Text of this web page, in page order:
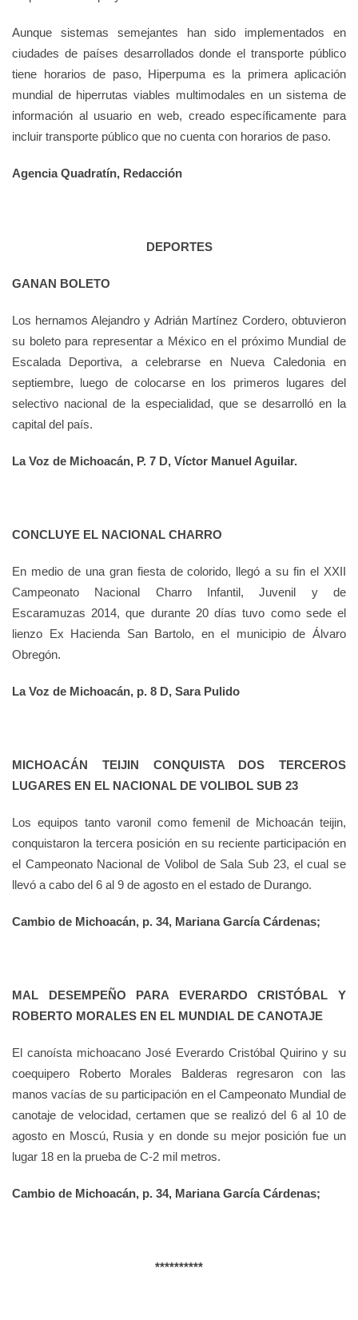
Aunque sistemas semejantes han sido implementados en
ciudades de países desarrollados donde el transporte público
tiene horarios de paso, Hiperpuma es la primera aplicación
mundial de hiperrutas viables multimodales en un sistema de
información al usuario en web, creado específicamente para
incluir transporte público que no cuenta con horarios de paso.
Agencia Quadratín, Redacción
DEPORTES
GANAN BOLETO
Los hernamos Alejandro y Adrián Martínez Cordero, obtuvieron
su boleto para representar a México en el próximo Mundial de
Escalada Deportiva, a celebrarse en Nueva Caledonia en
septiembre, luego de colocarse en los primeros lugares del
selectivo nacional de la especialidad, que se desarrolló en la
capital del país.
La Voz de Michoacán, P. 7 D, Víctor Manuel Aguilar.
CONCLUYE EL NACIONAL CHARRO
En medio de una gran fiesta de colorido, llegó a su fin el XXII
Campeonato Nacional Charro Infantil, Juvenil y de
Escaramuzas 2014, que durante 20 días tuvo como sede el
lienzo Ex Hacienda San Bartolo, en el municipio de Álvaro
Obregón.
La Voz de Michoacán, p. 8 D, Sara Pulido
MICHOACÁN TEIJIN CONQUISTA DOS TERCEROS
LUGARES EN EL NACIONAL DE VOLIBOL SUB 23
Los equipos tanto varonil como femenil de Michoacán teijin,
conquistaron la tercera posición en su reciente participación en
el Campeonato Nacional de Volibol de Sala Sub 23, el cual se
llevó a cabo del 6 al 9 de agosto en el estado de Durango.
Cambio de Michoacán, p. 34, Mariana García Cárdenas;
MAL DESEMPEÑO PARA EVERARDO CRISTÓBAL Y
ROBERTO MORALES EN EL MUNDIAL DE CANOTAJE
El canoísta michoacano José Everardo Cristóbal Quirino y su
coequipero Roberto Morales Balderas regresaron con las
manos vacías de su participación en el Campeonato Mundial de
canotaje de velocidad, certamen que se realizó del 6 al 10 de
agosto en Moscú, Rusia y en donde su mejor posición fue un
lugar 18 en la prueba de C-2 mil metros.
Cambio de Michoacán, p. 34, Mariana García Cárdenas;
**********